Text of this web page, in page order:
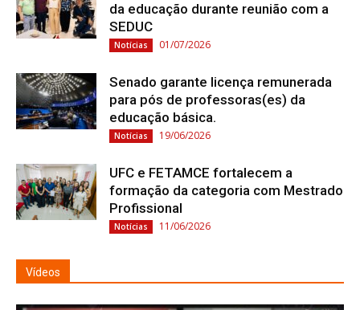
da educação durante reunião com a
SEDUC
Notícias 01/07/2026
Senado garante licença remunerada
para pós de professoras(es) da
educação básica.
Notícias 19/06/2026
UFC e FETAMCE fortalecem a
formação da categoria com Mestrado
Profissional
Notícias 11/06/2026
Vídeos